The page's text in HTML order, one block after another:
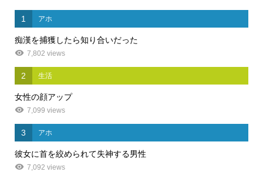
1 アホ
痴漢を捕獲したら知り合いだった
7,802 views
2 生活
女性の顔アップ
7,099 views
3 アホ
彼女に首を絞められて失神する男性
7,092 views